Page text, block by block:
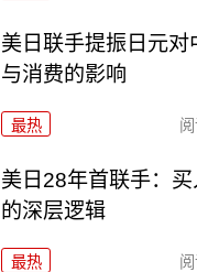
美日联手提振日元对
与消费的影响
最热
美日28年首联手：
的深层逻辑
最热